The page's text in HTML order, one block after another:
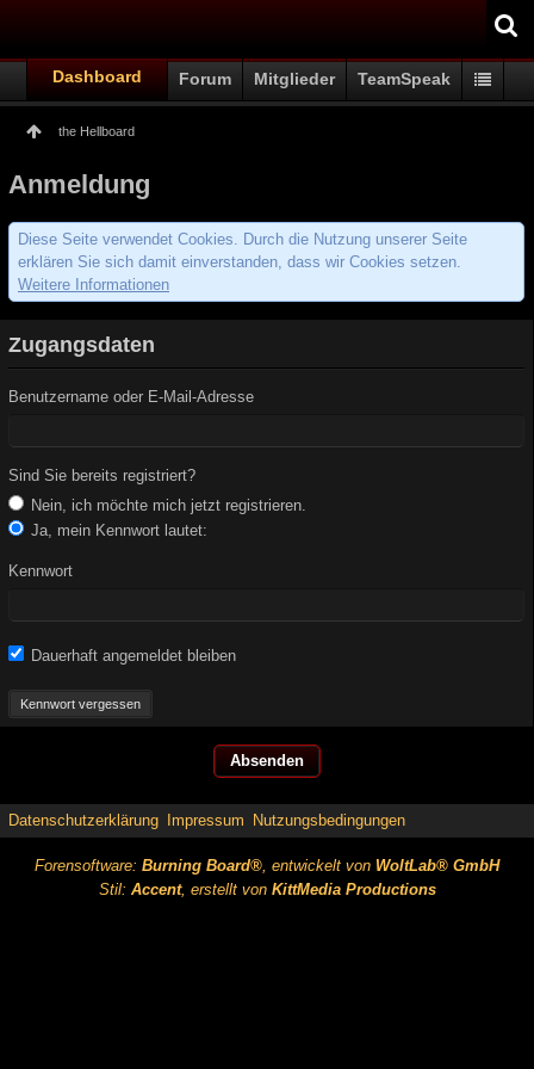
Dashboard Forum Mitglieder TeamSpeak
the Hellboard
Anmeldung
Diese Seite verwendet Cookies. Durch die Nutzung unserer Seite
erklären Sie sich damit einverstanden, dass wir Cookies setzen.
Weitere Informationen
Zugangsdaten
Benutzername oder E-Mail-Adresse
Sind Sie bereits registriert?
Nein, ich möchte mich jetzt registrieren.
Ja, mein Kennwort lautet:
Kennwort
Dauerhaft angemeldet bleiben
Kennwort vergessen
Datenschutzerklärung Impressum Nutzungsbedingungen
Forensoftware: Burning Board®, entwickelt von WoltLab® GmbH
Stil: Accent, erstellt von KittMedia Productions